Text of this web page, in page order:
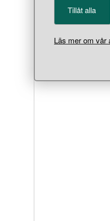
Tillåt alla
Läs mer om vår